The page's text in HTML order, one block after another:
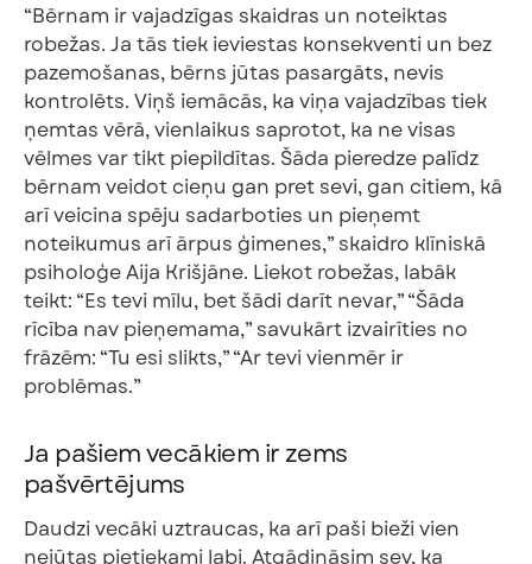
“Bērnam ir vajadzīgas skaidras un noteiktas
robežas. Ja tās tiek ieviestas konsekventi un bez
pazemošanas, bērns jūtas pasargāts, nevis
kontrolēts. Viņš iemācās, ka viņa vajadzības tiek
ņemtas vērā, vienlaikus saprotot, ka ne visas
vēlmes var tikt piepildītas. Šāda pieredze palīdz
bērnam veidot cieņu gan pret sevi, gan citiem, kā
arī veicina spēju sadarboties un pieņemt
noteikumus arī ārpus ģimenes,” skaidro klīniskā
psiholoģe Aija Krišjāne. Liekot robežas, labāk
teikt: “Es tevi mīlu, bet šādi darīt nevar,” “Šāda
rīcība nav pieņemama,” savukārt izvairīties no
frāzēm: “Tu esi slikts,” “Ar tevi vienmēr ir
problēmas.”
Ja pašiem vecākiem ir zems
pašvērtējums
Daudzi vecāki uztraucas, ka arī paši bieži vien
nejūtas pietiekami labi. Atgādināsim sev, ka